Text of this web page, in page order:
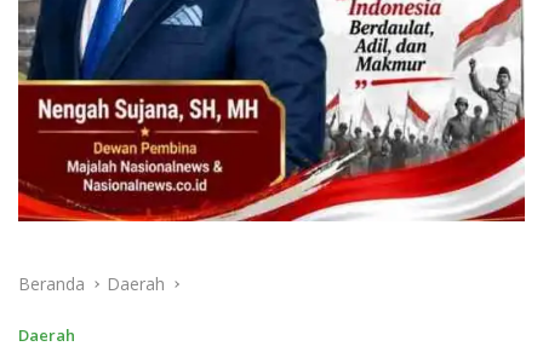
Beranda Daerah
Daerah